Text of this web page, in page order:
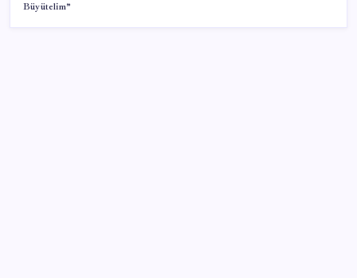
Büyütelim”